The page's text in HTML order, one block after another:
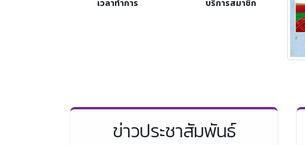
เวลาทำการ บริการสมาชิก
ข่าวประชาสัมพันธ์